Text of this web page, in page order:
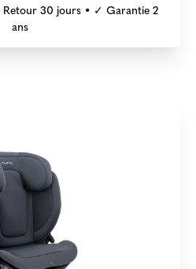
30 jours • ✓ Garantie 2
ans